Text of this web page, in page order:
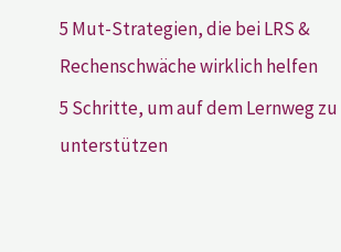
5 Mut-Strategien, die bei LRS &
Rechenschwäche wirklich helfen
5 Schritte, um auf dem Lernweg zu
unterstützen